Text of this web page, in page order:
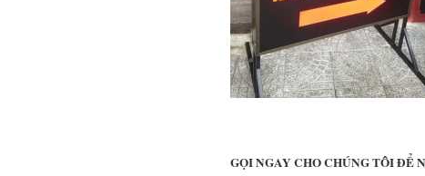
GỌI NGAY CHO CHÚNG TÔI ĐỂ